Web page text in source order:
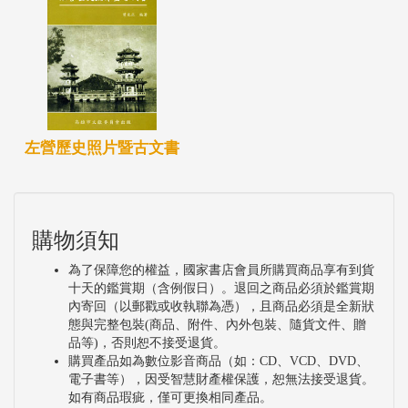
左營歷史照片暨古文書
購物須知
為了保障您的權益，國家書店會員所購買商品享有到貨
十天的鑑賞期（含例假日）。退回之商品必須於鑑賞期
內寄回（以郵戳或收執聯為憑），且商品必須是全新狀
態與完整包裝(商品、附件、內外包裝、隨貨文件、贈
品等)，否則恕不接受退貨。
購買產品如為數位影音商品（如：CD、VCD、DVD、
電子書等），因受智慧財產權保護，恕無法接受退貨。
如有商品瑕疵，僅可更換相同產品。